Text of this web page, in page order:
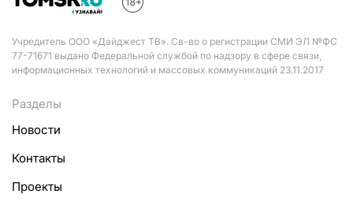
Учредитель ООО «Дайджест ТВ». Св-во о регистрации СМИ ЭЛ №ФС
77-71671 выдано Федеральной службой по надзору в сфере связи,
информационных технологий и массовых коммуникаций 23.11.2017
Разделы
Новости
Контакты
Проекты